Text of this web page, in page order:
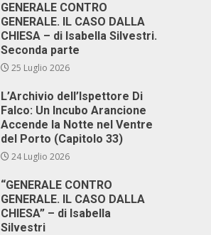
GENERALE CONTRO
GENERALE. IL CASO DALLA
CHIESA – di Isabella Silvestri.
Seconda parte
25 Luglio 2026
L’Archivio dell’Ispettore Di
Falco: Un Incubo Arancione
Accende la Notte nel Ventre
del Porto (Capitolo 33)
24 Luglio 2026
“GENERALE CONTRO
GENERALE. IL CASO DALLA
CHIESA” – di Isabella
Silvestri